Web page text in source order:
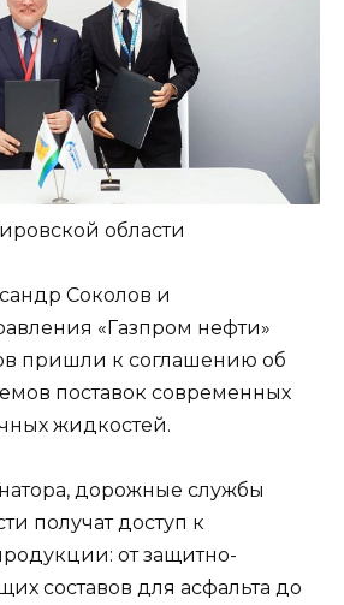
области
Соколов и
«Газпром нефти»
пришли к соглашению об
поставок современных
жидкостей.
дорожные службы
получат доступ к
от защитно-
составов для асфальта до